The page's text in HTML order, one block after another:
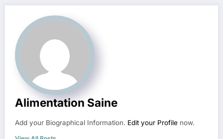
Alimentation Saine
Add your Biographical Information. Edit your Profile now.